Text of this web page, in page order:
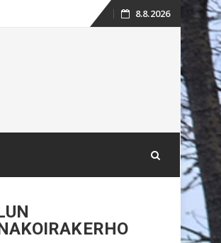
Skip
8.8.2026